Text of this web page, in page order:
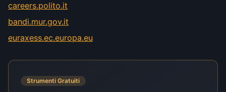
careers.polito.it
bandi.mur.gov.it
euraxess.ec.europa.eu
Strumenti Gratuiti